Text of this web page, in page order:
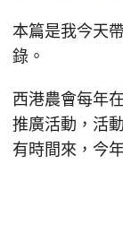
本篇是我今天
錄。
西港農會每年
推廣活動，活
有時間來，今